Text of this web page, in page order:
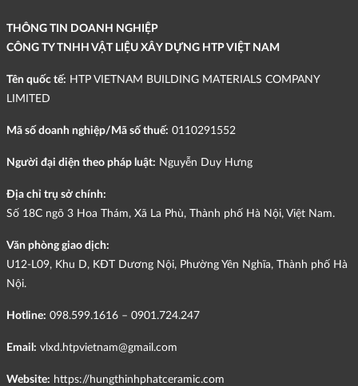
THÔNG TIN DOANH NGHIỆP
CÔNG TY TNHH VẬT LIỆU XÂY DỰNG HTP VIỆT NAM
Tên quốc tế: HTP VIETNAM BUILDING MATERIALS COMPANY
LIMITED
Mã số doanh nghiệp/Mã số thuế: 0110291552
Người đại diện theo pháp luật: Nguyễn Duy Hưng
Địa chỉ trụ sở chính:
Số 18C ngõ 3 Hoa Thám, Xã La Phù, Thành phố Hà Nội, Việt Nam.
Văn phòng giao dịch:
U12-L09, Khu D, KĐT Dương Nội, Phường Yên Nghĩa, Thành phố Hà
Nội.
Hotline: 098.599.1616 – 0901.724.247
Email: vlxd.htpvietnam@gmail.com
Website: https://hungthinhphatceramic.com